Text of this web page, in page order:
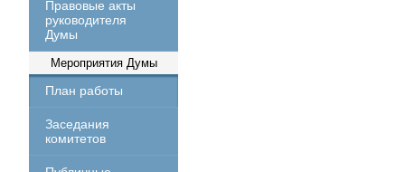
Правовые акты
руководителя
Думы
Мероприятия Думы
План работы
Заседания
комитетов